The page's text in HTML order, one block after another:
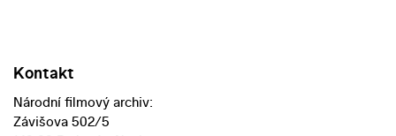
Kontakt
Národní filmový archiv:
Závišova 502/5